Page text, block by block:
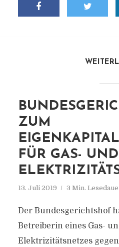
ZUM
FÜR GAS- UND
13. Juli 2019 3 Min.
Der Bundesgerichtshof
Betreiberin eines Gas-
Elektrizitätsnetzes